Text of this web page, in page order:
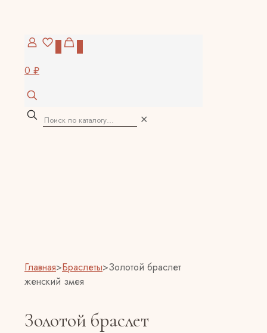
0 ₽
✕
Главная>Браслеты>Золотой браслет
женский змея
Золотой браслет